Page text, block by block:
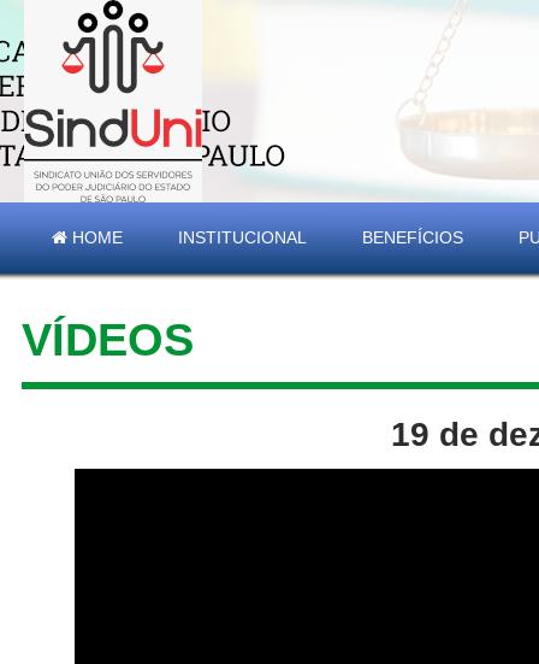
HOME INSTITUCIONAL BENEFÍCIOS
VÍDEOS
19 de